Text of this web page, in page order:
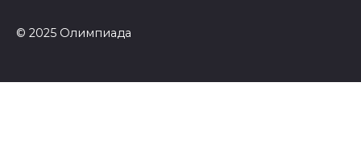
© 2025 Олимпиада